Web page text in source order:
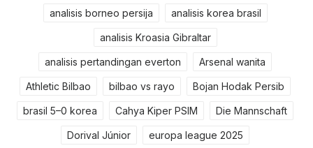
analisis borneo persija analisis korea brasil
analisis Kroasia Gibraltar
analisis pertandingan everton Arsenal wanita
Athletic Bilbao bilbao vs rayo Bojan Hodak Persib
brasil 5–0 korea Cahya Kiper PSIM Die Mannschaft
Dorival Júnior europa league 2025